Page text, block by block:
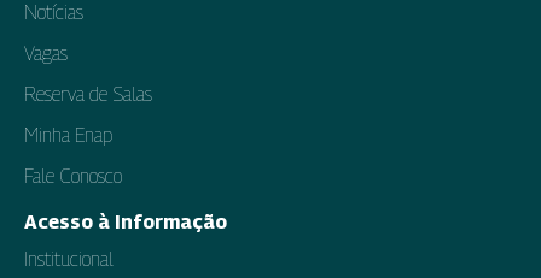
Notícias
Vagas
Reserva de Salas
Minha Enap
Fale Conosco
Acesso à Informação
Institucional